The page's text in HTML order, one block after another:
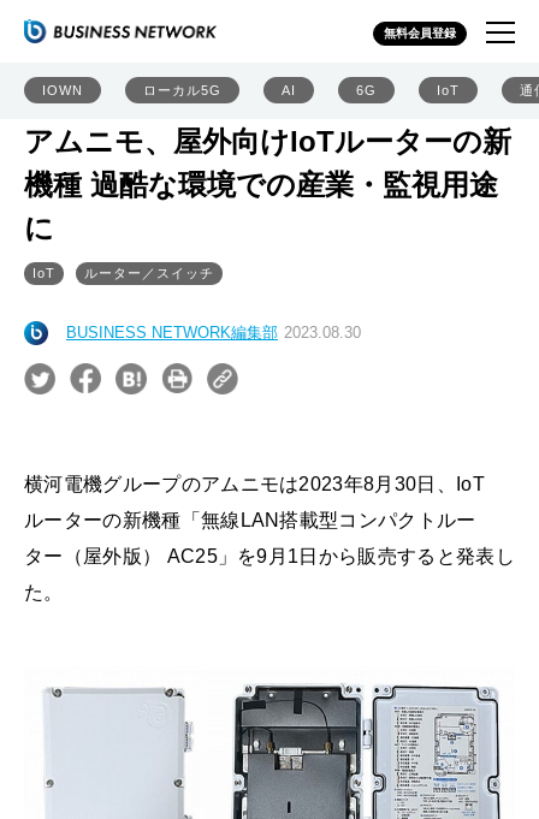
無料会員登録
IOWN ローカル5G AI 6G IoT 通
アムニモ、屋外向けIoTルーターの新
機種 過酷な環境での産業・監視用途
に
IoT ルーター／スイッチ
BUSINESS NETWORK編集部 2023.08.30
横河電機グループのアムニモは2023年8月30日、IoT
ルーターの新機種「無線LAN搭載型コンパクトルー
ター（屋外版） AC25」を9月1日から販売すると発表し
た。